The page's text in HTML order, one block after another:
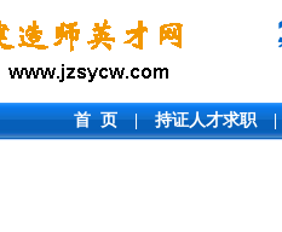
首 页|持证人才求职